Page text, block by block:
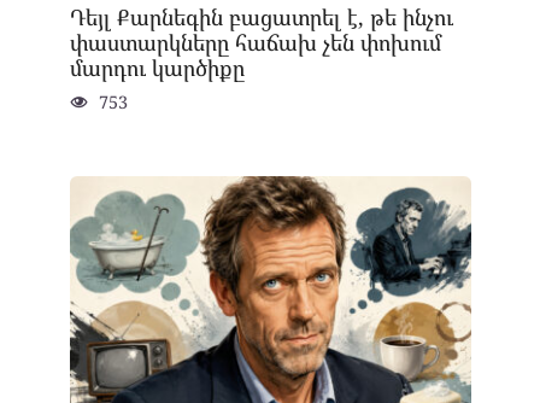
Դեյլ Քարնեգին բացատրել է, թե ինչու
փաստարկները հաճախ չեն փոխում
մարդու կարծիքը
753